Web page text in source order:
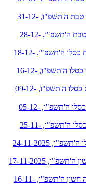
לחץ להאזנה לשעור מיום רביעי י"א טבת ה'תשפ"ו, 31-12-
לחץ להאזנה לשעור מיום ראשון ח' טבת ה'תשפ"ו, 28-12-
לחץ להאזנה לשעור מיום חמישי כ"ח כסלו ה'תשפ"ו, 18-12-
לחץ להאזנה לשעור מיום שלישי כ"ו כסלו ה'תשפ"ו, 16-12-
לחץ להאזנה לשעור מיום שלישי י"ט כסלו ה'תשפ"ו, 09-12-
לחץ להאזנה לשעור מיום שישי ט"ו כסלו ה'תשפ"ו, 05-12-
לחץ להאזנה לשעור מיום שלישי ה' כסלו ה'תשפ"ו, 25-11-
לחץ להאזנה לשעור מיום שני ד' כסלו ה'תשפ"ו, 24-11-2025
לחץ להאזנה לשעור מיום שני כ"ו חשון ה'תשפ"ו, 17-11-2025
לחץ להאזנה לשעור מיום ראשון כ"ה חשון ה'תשפ"ו, 16-11-